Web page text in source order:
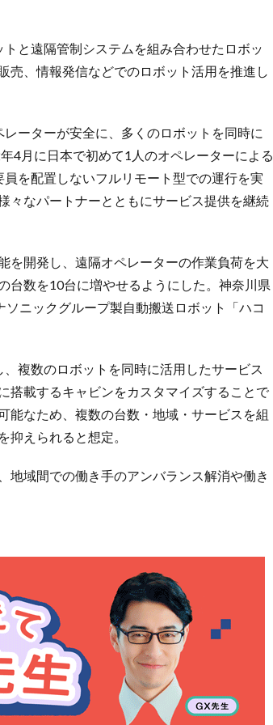
と遠隔管制システムを組み合わせたロボッ
売、情報発信などでのロボット活用を推進し
ーターが安全に、多くのロボットを同時に
4月に日本で初めて1人のオペレーターによる
を配置しないフルリモート型での運行を実
々なパートナーとともにサービス提供を継続
を開発し、遠隔オペレーターの作業負荷を大
台数を10台に増やせるようにした。神奈川県
ニックグループ製自動搬送ロボット「ハコ
複数のロボットを同時に活用したサービス
搭載するキャビンをカスタマイズすることで
能なため、複数の台数・地域・サービスを組
えられると想定。
地域間での働き手のアンバランス解消や働き